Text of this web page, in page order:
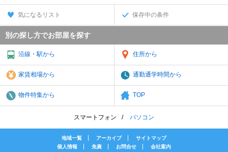
気になるリスト 保存中の条件
別の探し方でお部屋を探す
沿線・駅から 住所から
家賃相場から 通勤通学時間から
物件特集から TOP
スマートフォン パソコン
地域一覧 アーカイブ
サイトマップ
個人情報
免責 お問合せ 会社案内